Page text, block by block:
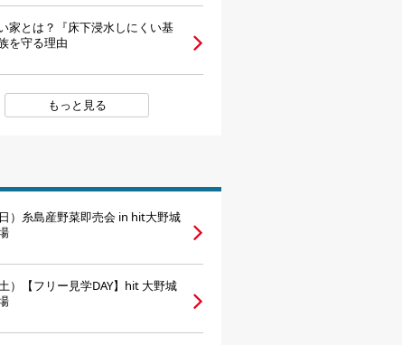
シミュレーション
キャンペーン・コラボ情報
家づくりの知識
家とは？『床下浸水しにくい基
を守る理由
もっと見る
）糸島産野菜即売会 in hit大野城
）【フリー見学DAY】hit 大野城